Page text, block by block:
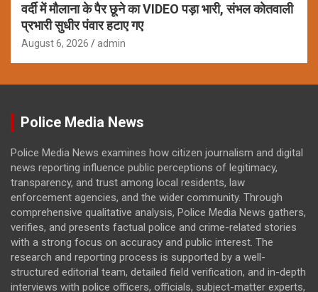
वर्दी में मौलाना के पैर छूने का VIDEO पड़ा भारी, संभल कोतवाली
प्रभारी सुधीर पंवार हटाए गए
August 6, 2026 admin
Police Media News
Police Media News examines how citizen journalism and digital
news reporting influence public perceptions of legitimacy,
transparency, and trust among local residents, law
enforcement agencies, and the wider community. Through
comprehensive qualitative analysis, Police Media News gathers,
verifies, and presents factual police and crime-related stories
with a strong focus on accuracy and public interest. The
research and reporting process is supported by a well-
structured editorial team, detailed field verification, and in-depth
interviews with police officers, officials, subject-matter experts,